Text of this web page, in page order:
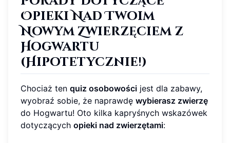
Opieki Nad Twoim
Nowym Zwierzęciem z
Hogwartu
(Hipotetycznie!)
Chociaż ten quiz osobowości jest dla zabawy,
wyobraź sobie, że naprawdę wybierasz zwierzę
do Hogwartu! Oto kilka kapryśnych wskazówek
dotyczących opieki nad zwierzętami: